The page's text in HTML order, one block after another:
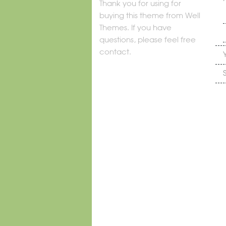
Thank you for using for
buying this theme from Well
Themes. If you have
questions, please feel free
contact.